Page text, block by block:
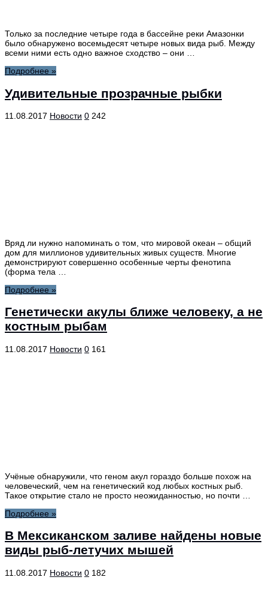
Только за последние четыре года в бассейне реки Амазонки
было обнаружено восемьдесят четыре новых вида рыб. Между
всеми ними есть одно важное сходство – они …
Подробнее »
Удивительные прозрачные рыбки
11.08.2017 Новости 0 242
Вряд ли нужно напоминать о том, что мировой океан – общий
дом для миллионов удивительных живых существ. Многие
демонстрируют совершенно особенные черты фенотипа
(форма тела …
Подробнее »
Генетически акулы ближе человеку, а не
костным рыбам
11.08.2017 Новости 0 161
Учёные обнаружили, что геном акул гораздо больше похож на
человеческий, чем на генетический код любых костных рыб.
Такое открытие стало не просто неожиданностью, но почти …
Подробнее »
В Мексиканском заливе найдены новые
виды рыб-летучих мышей
11.08.2017 Новости 0 182